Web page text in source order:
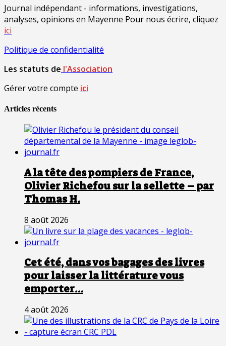
Journal indépendant - informations, investigations,
analyses, opinions en Mayenne Pour nous écrire, cliquez
ici
Politique de confidentialité
Les statuts de l'Association
Gérer votre compte ici
Articles récents
A la tête des pompiers de France,
Olivier Richefou sur la sellette – par
Thomas H.
8 août 2026
Cet été, dans vos bagages des livres
pour laisser la littérature vous
emporter…
4 août 2026